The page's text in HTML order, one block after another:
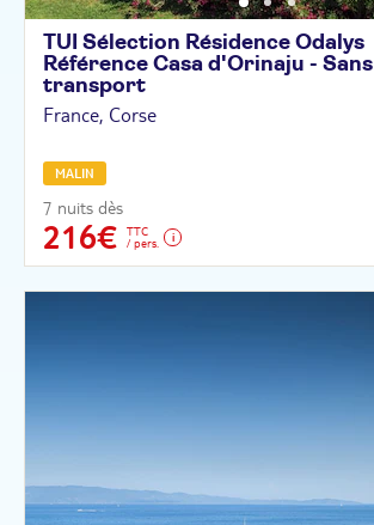
TUI Sélection Résidence Odalys
Référence Casa d'Orinaju - Sans
transport
France, Corse
MALIN
7 nuits dès
216€
TTC
/ pers.